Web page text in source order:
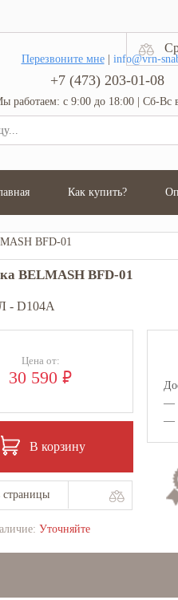
Перезвоните мне| info@vrn-
+7 (473) 203-01-08
работаем: с 9:00 до 18:00 | Сб-Вс
Как купить?
BFD-01
BELMASH BFD-01
- D104A
Цена от:
30 590 ₽
В корзину
страницы
Уточняйте
—
—